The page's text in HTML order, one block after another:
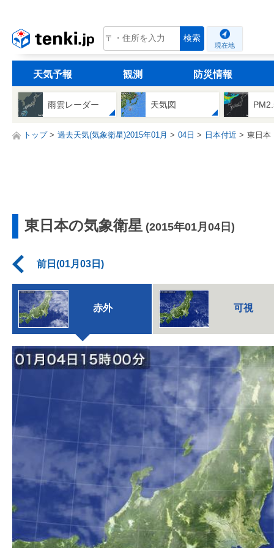
tenki.jp 検索
現在地
天気予報 観測 防災情報
雨雲レーダー 天気図
トップ 過去天気(気象衛星)2015年01月 04日 日本付近 東日本
東日本の気象衛星 (2015年01月04日)
前日(01月03日)
赤外 可視